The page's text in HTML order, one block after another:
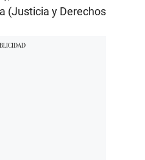
(Justicia y Derechos